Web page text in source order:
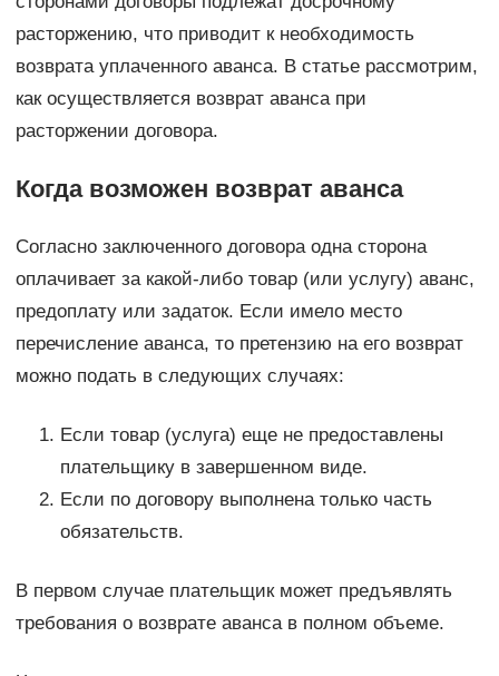
расторжению, что приводит к необходимость
возврата уплаченного аванса. В статье рассмотрим,
как осуществляется возврат аванса при
расторжении договора.
Когда возможен возврат аванса
Согласно заключенного договора одна сторона
оплачивает за какой-либо товар (или услугу) аванс,
предоплату или задаток. Если имело место
перечисление аванса, то претензию на его возврат
можно подать в следующих случаях:
Если товар (услуга) еще не предоставлены
плательщику в завершенном виде.
Если по договору выполнена только часть
обязательств.
В первом случае плательщик может предъявлять
требования о возврате аванса в полном объеме.